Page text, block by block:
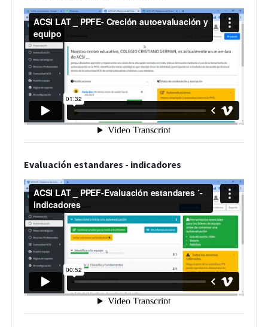
Evaluación estandares - indicadores